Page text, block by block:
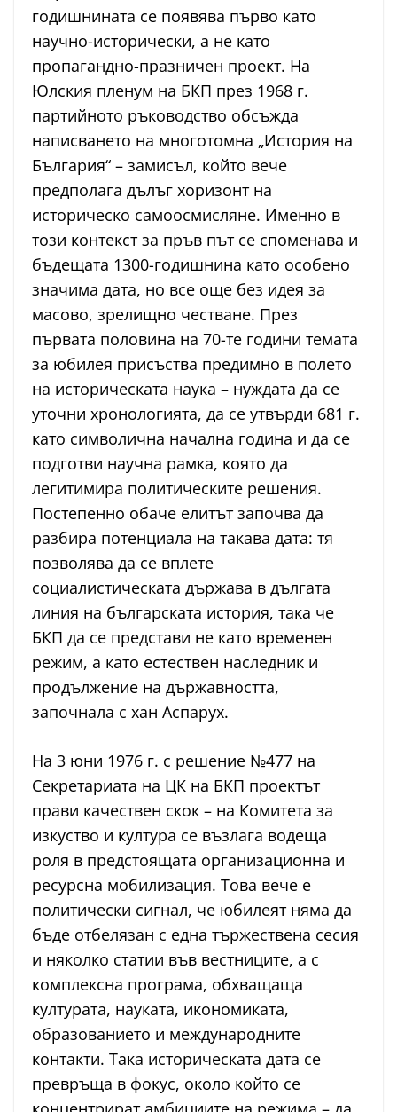
годишнината се появява първо като
научно-исторически, а не като
пропагандно-празничен проект. На
Юлския пленум на БКП през 1968 г.
партийното ръководство обсъжда
написването на многотомна „История на
България“ – замисъл, който вече
предполага дълъг хоризонт на
историческо самоосмисляне. Именно в
този контекст за пръв път се споменава и
бъдещата 1300-годишнина като особено
значима дата, но все още без идея за
масово, зрелищно честване. През
първата половина на 70-те години темата
за юбилея присъства предимно в полето
на историческата наука – нуждата да се
уточни хронологията, да се утвърди 681 г.
като символична начална година и да се
подготви научна рамка, която да
легитимира политическите решения.
Постепенно обаче елитът започва да
разбира потенциала на такава дата: тя
позволява да се вплете
социалистическата държава в дългата
линия на българската история, така че
БКП да се представи не като временен
режим, а като естествен наследник и
продължение на държавността,
започнала с хан Аспарух.
На 3 юни 1976 г. с решение №477 на
Секретариата на ЦК на БКП проектът
прави качествен скок – на Комитета за
изкуство и култура се възлага водеща
роля в предстоящата организационна и
ресурсна мобилизация. Това вече е
политически сигнал, че юбилеят няма да
бъде отбелязан с една тържествена сесия
и няколко статии във вестниците, а с
комплексна програма, обхващаща
културата, науката, икономиката,
образованието и международните
контакти. Така историческата дата се
превръща в фокус, около който се